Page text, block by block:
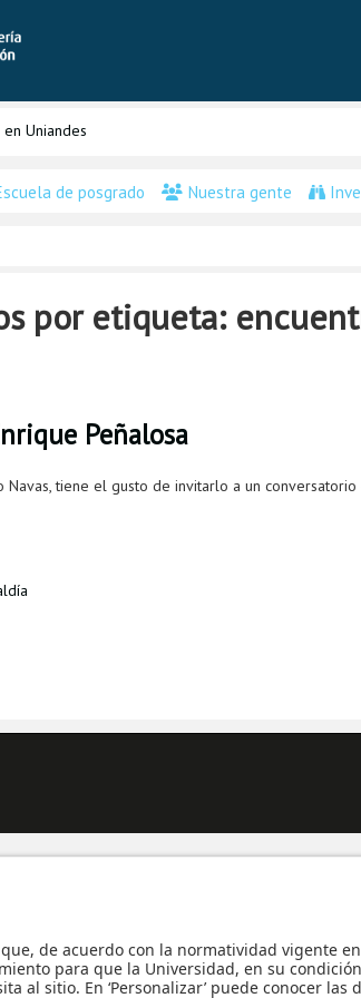
en Uniandes
de posgrado Nuestra gente
por etiqueta:
Peñalosa
tiene el gusto de invitarlo a un